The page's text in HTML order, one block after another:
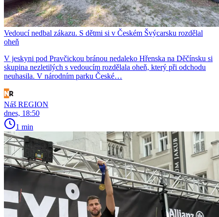
Vedoucí nedbal zákazu. S dětmi si v Českém Švýcarsku rozdělal
oheň
V jeskyni pod Pravčickou bránou nedaleko Hřenska na Děčínsku si
skupina nezletilých s vedoucím rozdělala oheň, který při odchodu
neuhasila. V národním parku České…
Náš REGION
dnes, 18:50
1 min